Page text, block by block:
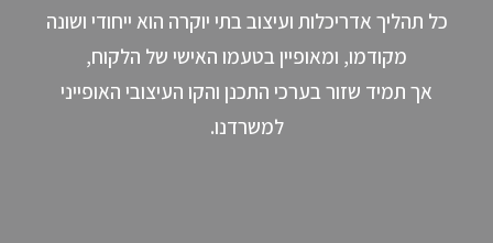
כל תהליך אדריכלות ועיצוב בתי יוקרה הוא ייחודי ושונה
מקודמו, ומאופיין בטעמו האישי של הלקוח,
אך תמיד שזור בערכי התכנן והקו העיצובי האופייני
למשרדנו.